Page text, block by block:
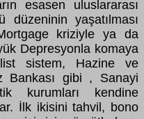
esasen uluslararası
düzeninin yaşatılması
kriziyle ya da
Depresyonla komaya
sistem, Hazine ve
Bankası gibi , Sanayi
kurumları kendine
İlk ikisini tahvil, bono